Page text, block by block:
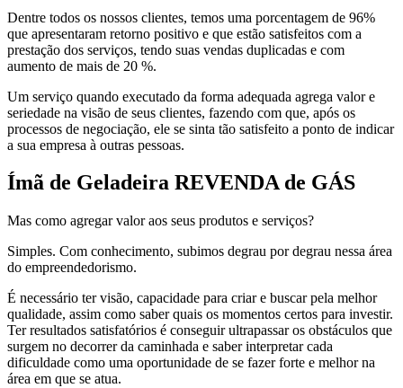
Dentre todos os nossos clientes, temos uma porcentagem de 96%
que apresentaram retorno positivo e que estão satisfeitos com a
prestação dos serviços, tendo suas vendas duplicadas e com
aumento de mais de 20 %.
Um serviço quando executado da forma adequada agrega valor e
seriedade na visão de seus clientes, fazendo com que, após os
processos de negociação, ele se sinta tão satisfeito a ponto de indicar
a sua empresa à outras pessoas.
Ímã de Geladeira REVENDA de GÁS
Mas como agregar valor aos seus produtos e serviços?
Simples. Com conhecimento, subimos degrau por degrau nessa área
do empreendedorismo.
É necessário ter visão, capacidade para criar e buscar pela melhor
qualidade, assim como saber quais os momentos certos para investir.
Ter resultados satisfatórios é conseguir ultrapassar os obstáculos que
surgem no decorrer da caminhada e saber interpretar cada
dificuldade como uma oportunidade de se fazer forte e melhor na
área em que se atua.